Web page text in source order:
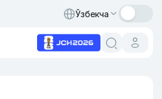
Ўзбекча